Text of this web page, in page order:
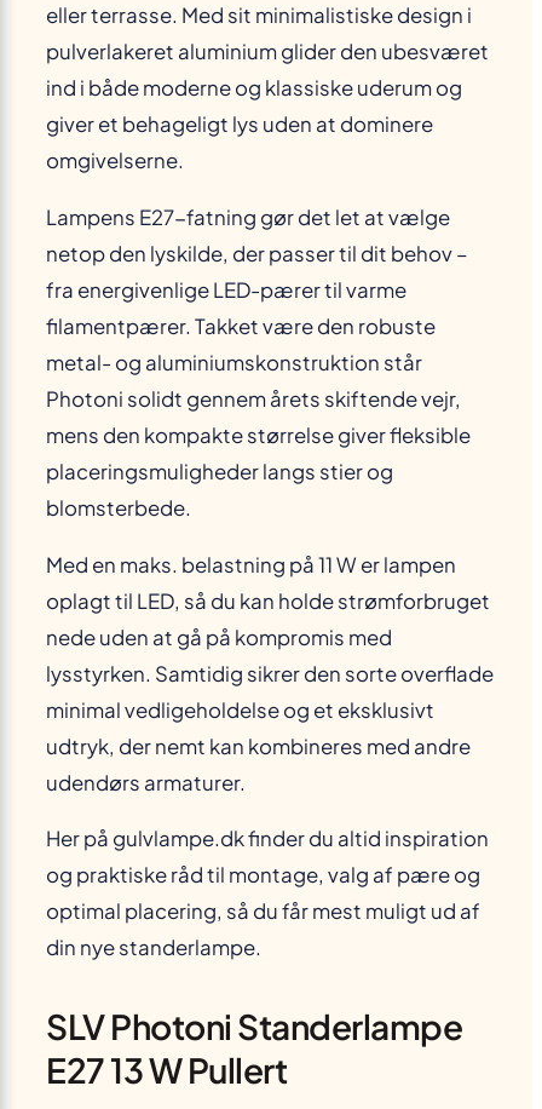
eller terrasse. Med sit minimalistiske design i
pulverlakeret aluminium glider den ubesværet
ind i både moderne og klassiske uderum og
giver et behageligt lys uden at dominere
omgivelserne.
Lampens E27-fatning gør det let at vælge
netop den lyskilde, der passer til dit behov –
fra energivenlige LED-pærer til varme
filamentpærer. Takket være den robuste
metal- og aluminiumskonstruktion står
Photoni solidt gennem årets skiftende vejr,
mens den kompakte størrelse giver fleksible
placeringsmuligheder langs stier og
blomsterbede.
Med en maks. belastning på 11 W er lampen
oplagt til LED, så du kan holde strømforbruget
nede uden at gå på kompromis med
lysstyrken. Samtidig sikrer den sorte overflade
minimal vedligeholdelse og et eksklusivt
udtryk, der nemt kan kombineres med andre
udendørs armaturer.
Her på gulvlampe.dk finder du altid inspiration
og praktiske råd til montage, valg af pære og
optimal placering, så du får mest muligt ud af
din nye standerlampe.
SLV Photoni Standerlampe
E27 13 W Pullert